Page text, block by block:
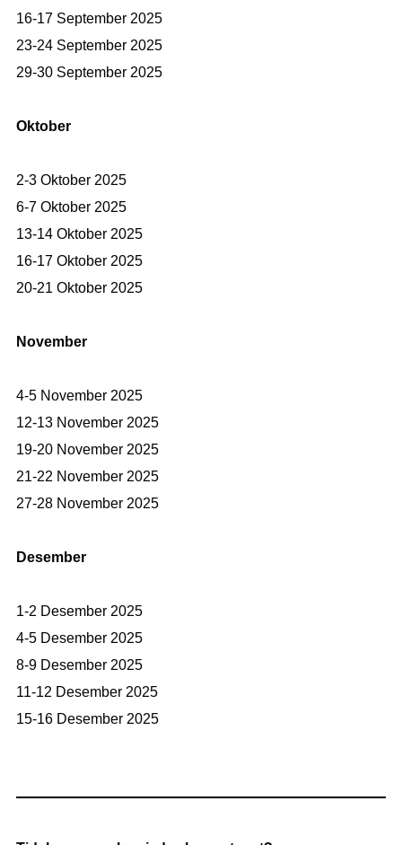
16-17 September 2025
23-24 September 2025
29-30 September 2025
Oktober
2-3 Oktober 2025
6-7 Oktober 2025
13-14 Oktober 2025
16-17 Oktober 2025
20-21 Oktober 2025
November
4-5 November 2025
12-13 November 2025
19-20 November 2025
21-22 November 2025
27-28 November 2025
Desember
1-2 Desember 2025
4-5 Desember 2025
8-9 Desember 2025
11-12 Desember 2025
15-16 Desember 2025